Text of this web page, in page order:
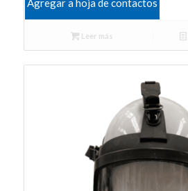
Agregar a hoja de contactos
Leer más